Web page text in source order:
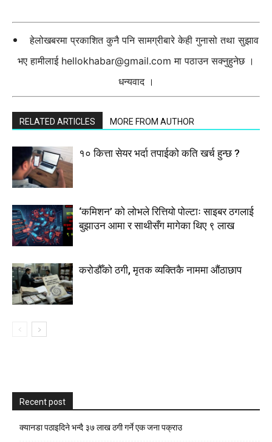
हेलोखबरमा प्रकाशित कुनै पनि सामग्रीबारे केही गुनासो तथा सुझाव
भए हामीलाई hellokhabar@gmail.com मा पठाउन सक्नुहुनेछ ।
धन्यवाद ।
RELATED ARTICLES MORE FROM AUTHOR
१० कित्ता सेयर भर्दा तपाईको कति खर्च हुन्छ ?
‘कमिशन’ को लोभले रित्तियो पोल्टाः साइबर ठगलाई
बुझाउन आमा र साथीसँग मागेका थिए ९ लाख
करोडौँको ठगी, मृतक व्यक्तिकै नाममा औंठाछाप
Recent post
क्यानडा पठाइदिने भन्दै ३७ लाख ठगी गर्ने एक जना पक्राउ